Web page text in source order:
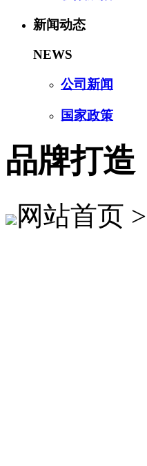
新闻动态
NEWS
公司新闻
国家政策
品牌打造
网站首页 >